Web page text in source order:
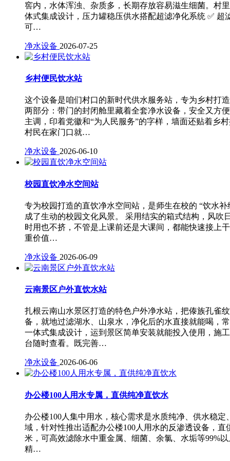
窖内，水体浑浊、杂质多，长期存放容易滋生细菌。村
体式集成设计，压力罐稳压供水搭配超滤净化系统 ✅
可…
净水设备 2026-07-25
乡村便民饮水站
这个设备是咱们村口的新时代供水服务站，专为乡村打
两部分：带门的封闭舱里藏着全套净水设备，安全又方
主调，印着党徽和“为人民服务”的字样，墙面还贴着乡
村民在家门口就…
净水设备 2026-06-10
校园直饮净水空间站
专为校园打造的直饮净水空间站，是师生在校的 “饮水
成了生动的校园文化风景。 采用结实的箱式结构，风
时用也不挤，不管是上课前还是大课间，都能快速接上
重价值…
净水设备 2026-06-09
云南景区户外直饮水站
扎根云南山水景区打造的特色户外净水站，把傣族孔雀
备，就地过滤湖水、山泉水，净化后的水直接就能喝，
一体式集成设计，运到景区简单安装就能投入使用，施
台随时查看。既完善…
净水设备 2026-06-06
办公楼100人用水专属，直供纯净直饮水
办公楼100人集中用水，核心需求是水质纯净、供水稳
域，针对性推出适配办公楼100人用水的反渗透设备，
米，可高效滤除水中重金属、细菌、余氯、水垢等99%
精…